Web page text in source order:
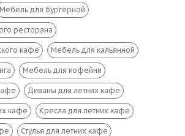
Мебель для бургерной
ресторана
кафе Мебель для кальянной
Мебель для кофейни
Диваны для летних кафе
кафе Кресла для летних кафе
Стулья для летних кафе